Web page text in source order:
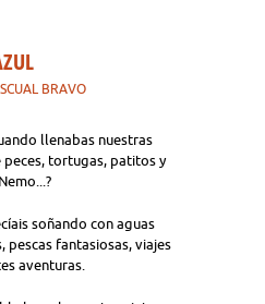
BRAVO
llenabas nuestras
peces, tortugas, patitos y
soñando con aguas
pescas fantasiosas, viajes
aventuras.